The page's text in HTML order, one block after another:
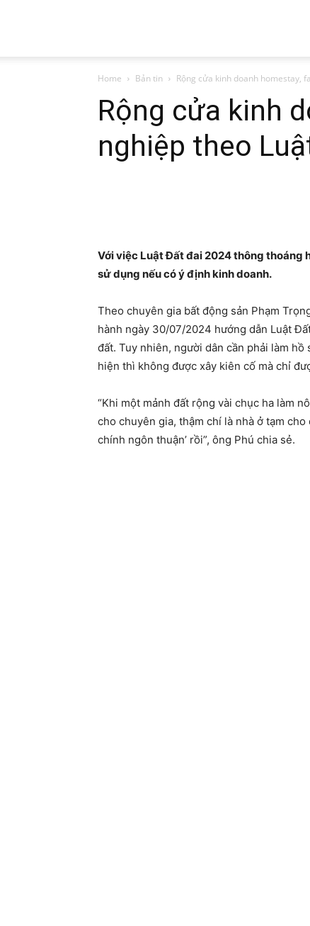
nghiên
cứu
học
và
kinh
tế
Home Bản tin Rộng cửa kinh doanh homestay,
Rộng cửa kinh
nghiệp theo
Với việc Luật Đất đai 2024 thông thoáng
sử dụng nếu có ý định kinh doanh.
Theo chuyên gia bất động sản Phạm
hành ngày 30/07/2024 hướng dẫn Luật
đất. Tuy nhiên, người dân cần phải làm
hiện thì không được xây kiên cố mà chỉ
“Khi một mảnh đất rộng vài chục ha làm
cho chuyên gia, thậm chí là nhà ở tạm cho
chính ngôn thuận’ rồi”, ông Phú chia sẻ.